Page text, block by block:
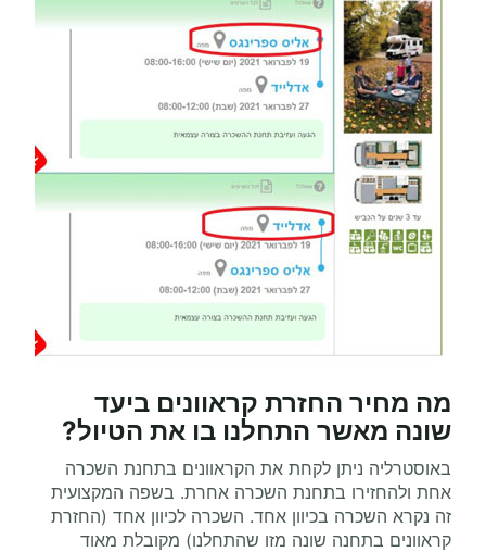
מה מחיר החזרת קראוונים ביעד
שונה מאשר התחלנו בו את הטיול?
באוסטרליה ניתן לקחת את הקראוונים בתחנת השכרה
אחת ולהחזירו בתחנת השכרה אחרת. בשפה המקצועית
זה נקרא השכרה בכיוון אחד. השכרה לכיוון אחד (החזרת
קראוונים בתחנה שונה מזו שהתחלנו) מקובלת מאוד